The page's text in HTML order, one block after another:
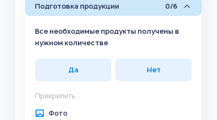
Подготовка продукции 0/6
Все необходимые продукты получены в
нужном количестве
Да Нет
Прикрепить
Фото